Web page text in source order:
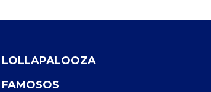
LOLLAPALOOZA
FAMOSOS